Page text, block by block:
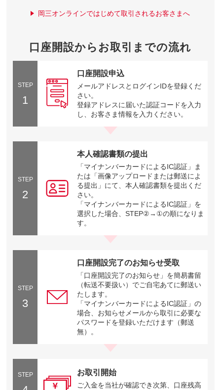
岡三オンラインではじめて取引されるお客さまへ
口座開設からお取引までの流れ
STEP
1
口座開設申込
メールアドレスとログインIDを登録くだ
さい。
登録アドレスに届いた認証コードを入力
し、お客さま情報を入力ください。
STEP
2
本人確認書類の提出
「マイナンバーカードによるIC認証」ま
たは「画像アップロードまたは郵送によ
る提出」にて、本人確認書類を提出くだ
さい。
「マイナンバーカードによるIC認証」を
選択した場合、STEP②→①の順になりま
す。
STEP
3
口座開設完了のお知らせ受取
「口座開設完了のお知らせ」を簡易書留
（転送不要扱い）でご自宅あてに郵送い
たします。
「マイナンバーカードによるIC認証」の
場合、お知らせメールから取引に必要な
パスワードを登録いただけます（郵送
無）。
STEP お取引開始
ご入金を当社が確認でき次第、口座残高